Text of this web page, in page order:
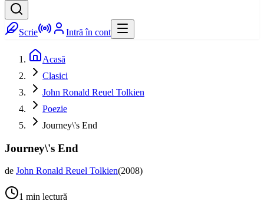
Scrie Intră în cont
Acasă
Clasici
John Ronald Reuel Tolkien
Poezie
Journey\'s End
Journey\'s End
de John Ronald Reuel Tolkien(2008)
1 min lectură